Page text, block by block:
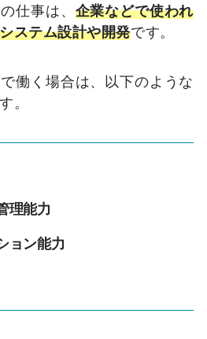
仕事は、 企業などで使われ
ステム設計や開発です。
働く場合は、以下のような
。
理能力
ョン能力